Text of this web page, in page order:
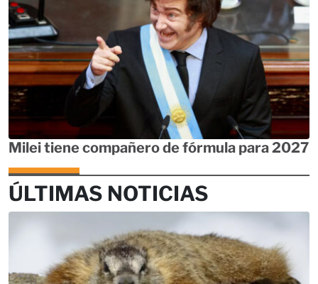
Milei tiene compañero de fórmula para 2027
ÚLTIMAS NOTICIAS